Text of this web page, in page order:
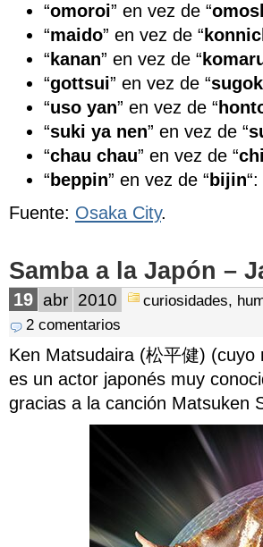
“omoroi” en vez de “
“maido” en vez de “
“ kanan” en vez de “
“gottsui” en vez de “
“uso yan” en vez de “
“suki ya nen” en vez de “
“chau chau” en vez de “
“ beppin” en vez de “ bijin
Fuente: Osaka City.
Samba a la Japón –
19 abr 2010 curiosidades,
2 comentarios
Ken Matsudaira (松平健)
es un actor japonés muy
gracias a la canción Matsuken